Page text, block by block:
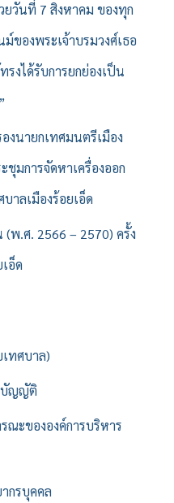
วันที่ 7 สิงหาคม ของทุก
องพระเจ้าบรมวงศ์เธอ
งได้รับการยกย่องเป็น
นายกเทศมนตรีเมือง
ชุมการจัดหาเครื่องออก
าลเมืองร้อยเอ็ด
.ศ. 2566 – 2570) ครั้ง
อ็ด
ทศบาล)
บัญญัติ
ณะขององค์การบริหาร
กรบุคคล